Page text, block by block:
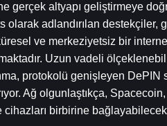
gerçek altyapı geliştirmeye
olarak adlandırılan destekçiler,
ve merkeziyetsiz bir
Uzun vadeli
protokolü genişleyen DePIN
Ağ olgunlaştıkça,
cihazları birbirine